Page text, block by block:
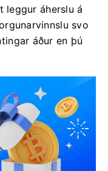
leggur áherslu á
svo
áður en þú